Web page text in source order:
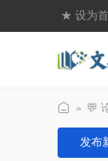
★ 设为首
文
学
» 💬
发布